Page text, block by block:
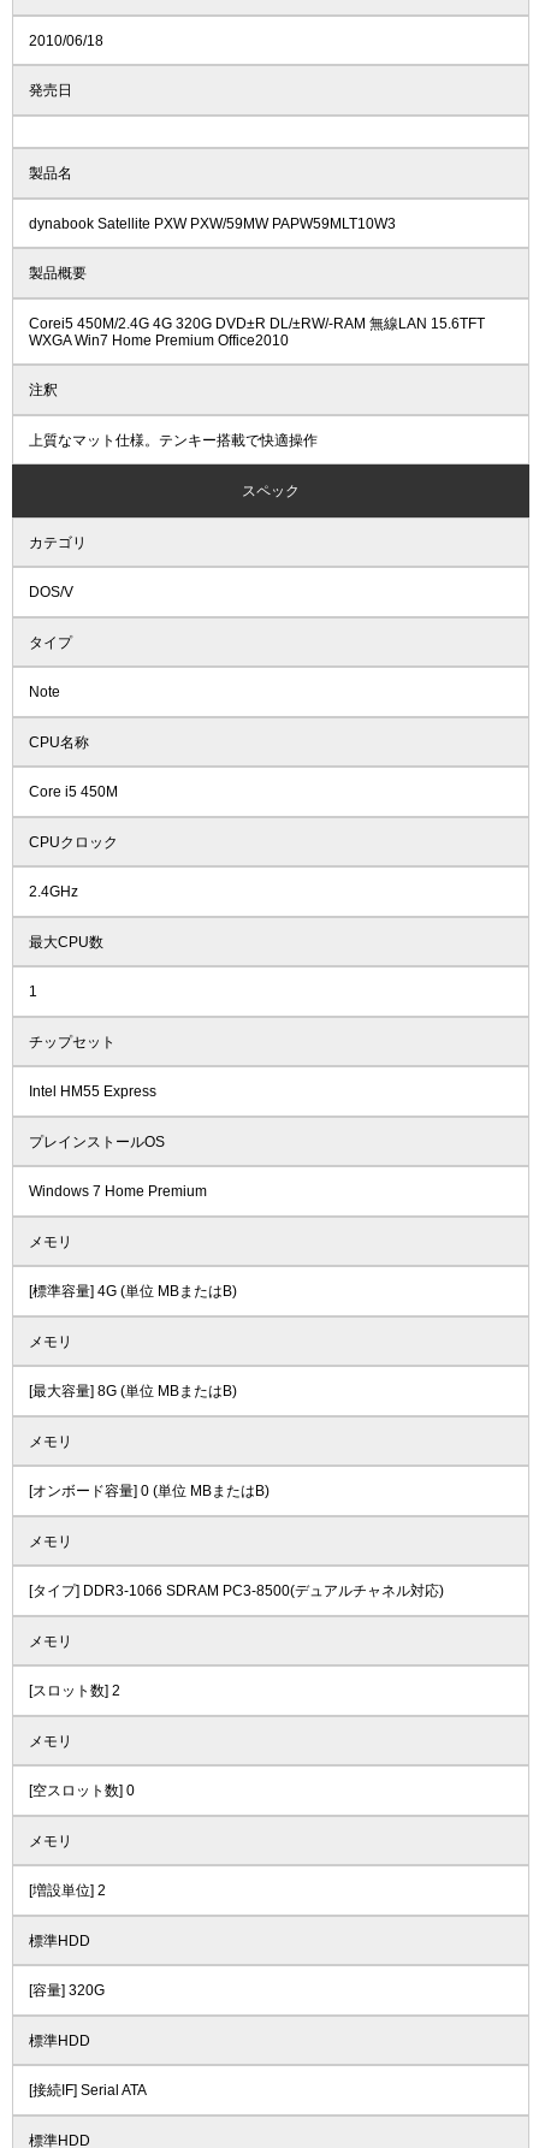
2010/06/18
発売日
製品名
dynabook Satellite PXW PXW/59MW PAPW59MLT10W3
製品概要
Corei5 450M/2.4G 4G 320G DVD±R DL/±RW/-RAM 無線LAN 15.6TFT
WXGA Win7 Home Premium Office2010
注釈
上質なマット仕様。テンキー搭載で快適操作
スペック
カテゴリ
DOS/V
タイプ
Note
CPU名称
Core i5 450M
CPUクロック
2.4GHz
最大CPU数
1
チップセット
Intel HM55 Express
プレインストールOS
Windows 7 Home Premium
メモリ
[標準容量] 4G (単位 MBまたはB)
メモリ
[最大容量] 8G (単位 MBまたはB)
メモリ
[オンボード容量] 0 (単位 MBまたはB)
メモリ
[タイプ] DDR3-1066 SDRAM PC3-8500(デュアルチャネル対応)
メモリ
[スロット数] 2
メモリ
[空スロット数] 0
メモリ
[増設単位] 2
標準HDD
[容量] 320G
標準HDD
[接続IF] Serial ATA
標準HDD